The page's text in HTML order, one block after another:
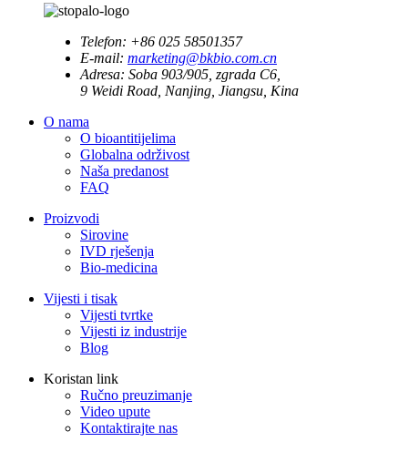
Telefon: +86 025 58501357
E-mail: marketing@bkbio.com.cn
Adresa: Soba 903/905, zgrada C6,
9 Weidi Road, Nanjing, Jiangsu, Kina
O nama
O bioantitijelima
Globalna održivost
Naša predanost
FAQ
Proizvodi
Sirovine
IVD rješenja
Bio-medicina
Vijesti i tisak
Vijesti tvrtke
Vijesti iz industrije
Blog
Koristan link
Ručno preuzimanje
Video upute
Kontaktirajte nas